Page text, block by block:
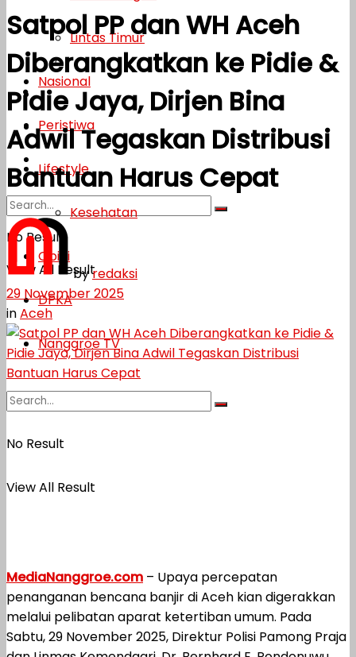
Lifestyle
Kesehatan
Opini
DPKA
Nanggroe TV
No Result
View All Result
Lintas Timur
Nasional
Peristiwa
Lifestyle
Kesehatan
Opini
DPKA
Nanggroe TV
No Result
View All Result
Satpol PP dan WH Aceh
Diberangkatkan ke Pidie &
Pidie Jaya, Dirjen Bina
Adwil Tegaskan Distribusi
Bantuan Harus Cepat
byredaksi
29 November 2025
inAceh
MediaNanggroe.com – Upaya percepatan
penanganan bencana banjir di Aceh kian digerakkan
melalui pelibatan aparat ketertiban umum. Pada
Sabtu, 29 November 2025, Direktur Polisi Pamong Praja